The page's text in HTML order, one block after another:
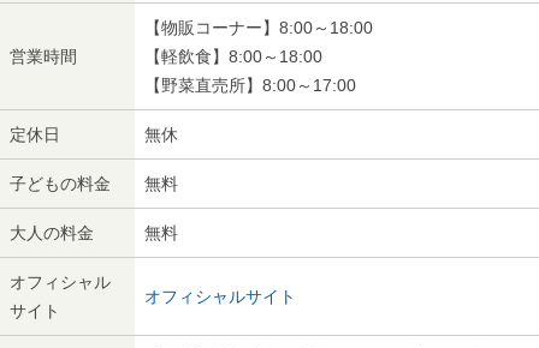
営業時間
【物販コーナー】8:00～18:00
【軽飲食】8:00～18:00
【野菜直売所】8:00～17:00
定休日 無休
子どもの料金 無料
大人の料金 無料
オフィシャル
サイト
オフィシャルサイト